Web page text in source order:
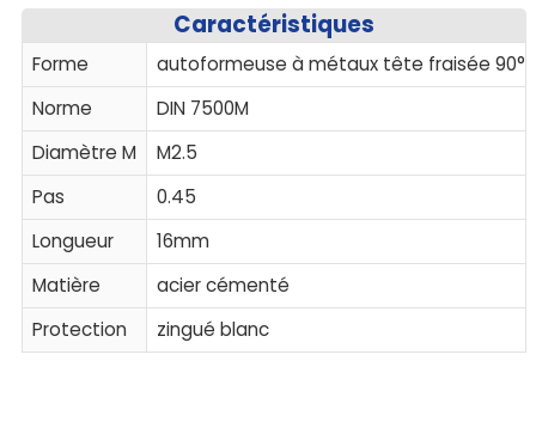
Caractéristiques
Forme
autoformeuse à métaux tête fraisée 90°
Norme
DIN 7500M
Diamètre M
M2.5
Pas
0.45
Longueur
16mm
Matière
acier cémenté
Protection
zingué blanc